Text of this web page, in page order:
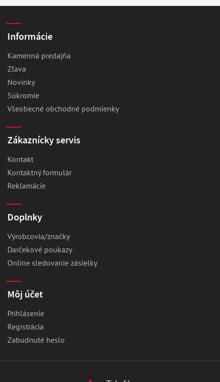
Informácie
Kamenná predajňa
Zľava
Novinky
Súkromie
Všeobecné obchodné podmienky
Zákaznícky servis
Kontakt
Kontaktný formulár
Reklamácie
Doplnky
Výrobcovia/značky
Darčekové poukazy
Online sledovanie zásielky
Môj účet
Prihlásenie
Registrácia
Zabudnuté heslo
Vážime si vaše súkromie